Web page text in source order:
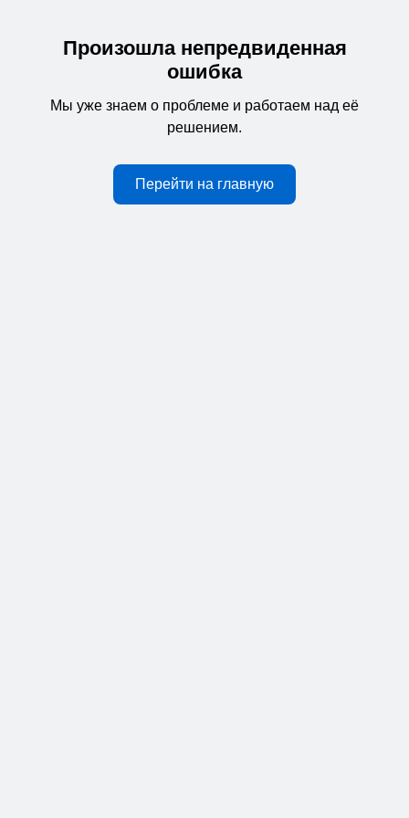
Произошла непредвиденная
ошибка
Мы уже знаем о проблеме и работаем над её
решением.
Перейти на главную